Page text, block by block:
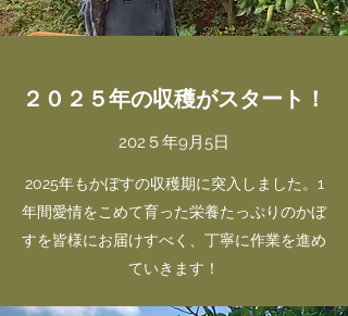
２０２５年の収穫がスタート！
202５年9月5日
2025年もかぼすの収穫期に突入しました。1
年間愛情をこめて育った栄養たっぷりのかぼ
すを皆様にお届けすべく、丁寧に作業を進め
ていきます！